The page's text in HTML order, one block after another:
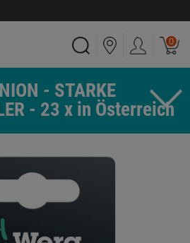
0
- STARKE
- 23 x in Österreich